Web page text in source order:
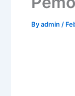
Byadmin /